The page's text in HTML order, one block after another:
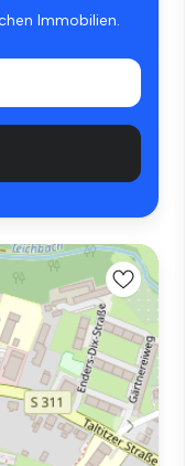
Immobilien.